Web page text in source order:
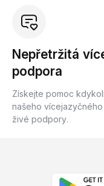
Nepřetržitá
podpora
Získejte pomoc
našeho
živé podpory.